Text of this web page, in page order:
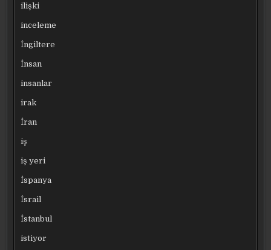
ilişki
inceleme
İngiltere
İnsan
insanlar
irak
İran
iş
iş yeri
İspanya
İsrail
İstanbul
istiyor